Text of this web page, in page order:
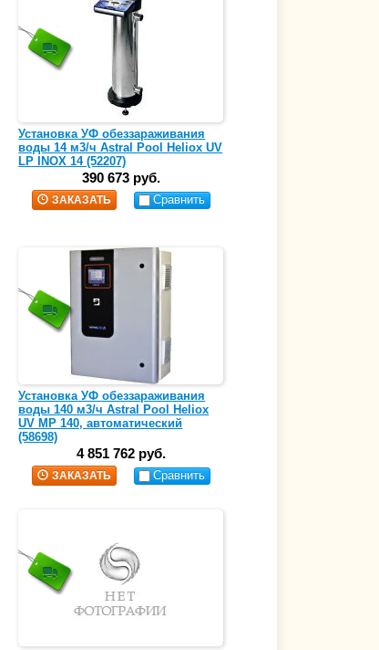
Установка УФ обеззараживания
воды 14 м3/ч Astral Pool Heliox UV
LP INOX 14 (52207)
390 673 руб.
ЗАКАЗАТЬ Сравнить
Установка УФ обеззараживания
воды 140 м3/ч Astral Pool Heliox
UV MP 140, автоматический
(58698)
4 851 762 руб.
ЗАКАЗАТЬ Сравнить